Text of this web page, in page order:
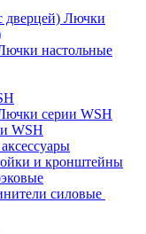
Лючки
настольные
серии WSH
WSH
и кронштейны
силовые